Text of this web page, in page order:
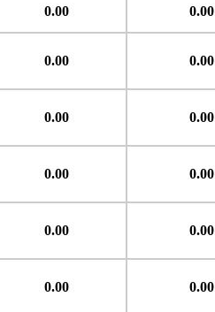
0.00 0.00
0.00 0.00
0.00 0.00
0.00 0.00
0.00 0.00
0.00 0.00